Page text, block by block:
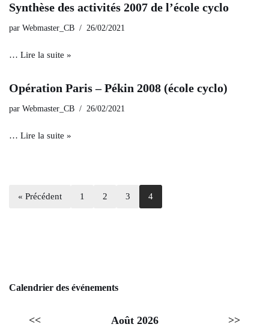
Synthèse des activités 2007 de l’école cyclo
par Webmaster_CB 26/02/2021
… Lire la suite »
Opération Paris – Pékin 2008 (école cyclo)
par Webmaster_CB 26/02/2021
… Lire la suite »
« Précédent 1 2 3 4
Calendrier des événements
<< Août 2026 >>